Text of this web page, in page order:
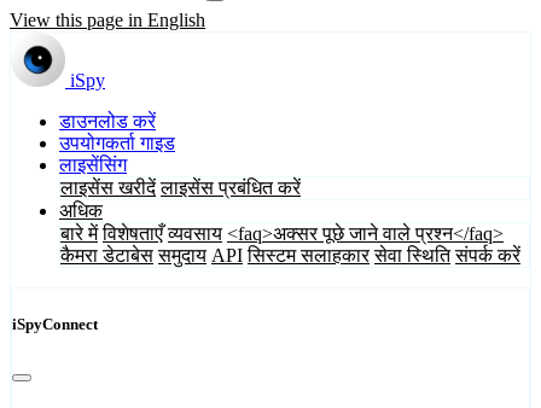
View this page in English
iSpy
डाउनलोड करें
उपयोगकर्ता गाइड
लाइसेंसिंग
लाइसेंस खरीदें लाइसेंस प्रबंधित करें
अधिक
बारे में विशेषताएँ व्यवसाय <faq>अक्सर पूछे जाने वाले प्रश्न</faq>
कैमरा डेटाबेस समुदाय API सिस्टम सलाहकार सेवा स्थिति संपर्क करें
iSpyConnect